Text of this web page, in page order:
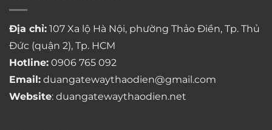
Địa chỉ: 107 Xa lộ Hà Nội, phường Thảo Điền, Tp. Thủ
Đức (quận 2), Tp. HCM
Hotline: 0906 765 092
Email: duangatewaythaodien@gmail.com
Website: duangatewaythaodien.net